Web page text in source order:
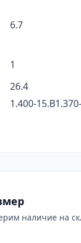
6.7
1
26.4
1.400-
наличие на